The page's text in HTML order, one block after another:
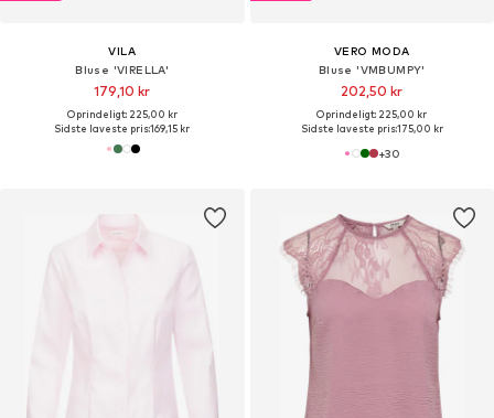
VILA
Bluse 'VIRELLA'
179,10 kr
Oprindeligt: 225,00 kr
Sidste laveste pris:169,15 kr
VERO MODA
Bluse 'VMBUMPY'
202,50 kr
Oprindeligt: 225,00 kr
Sidste laveste pris:175,00 kr
+30